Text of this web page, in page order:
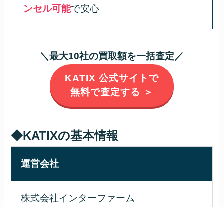
ンセル可能で安心
＼最大10社の買取額を一括査定／
KATIX 公式サイトで
無料で査定する ＞
◆KATIXの基本情報
運営会社
株式会社インターファーム